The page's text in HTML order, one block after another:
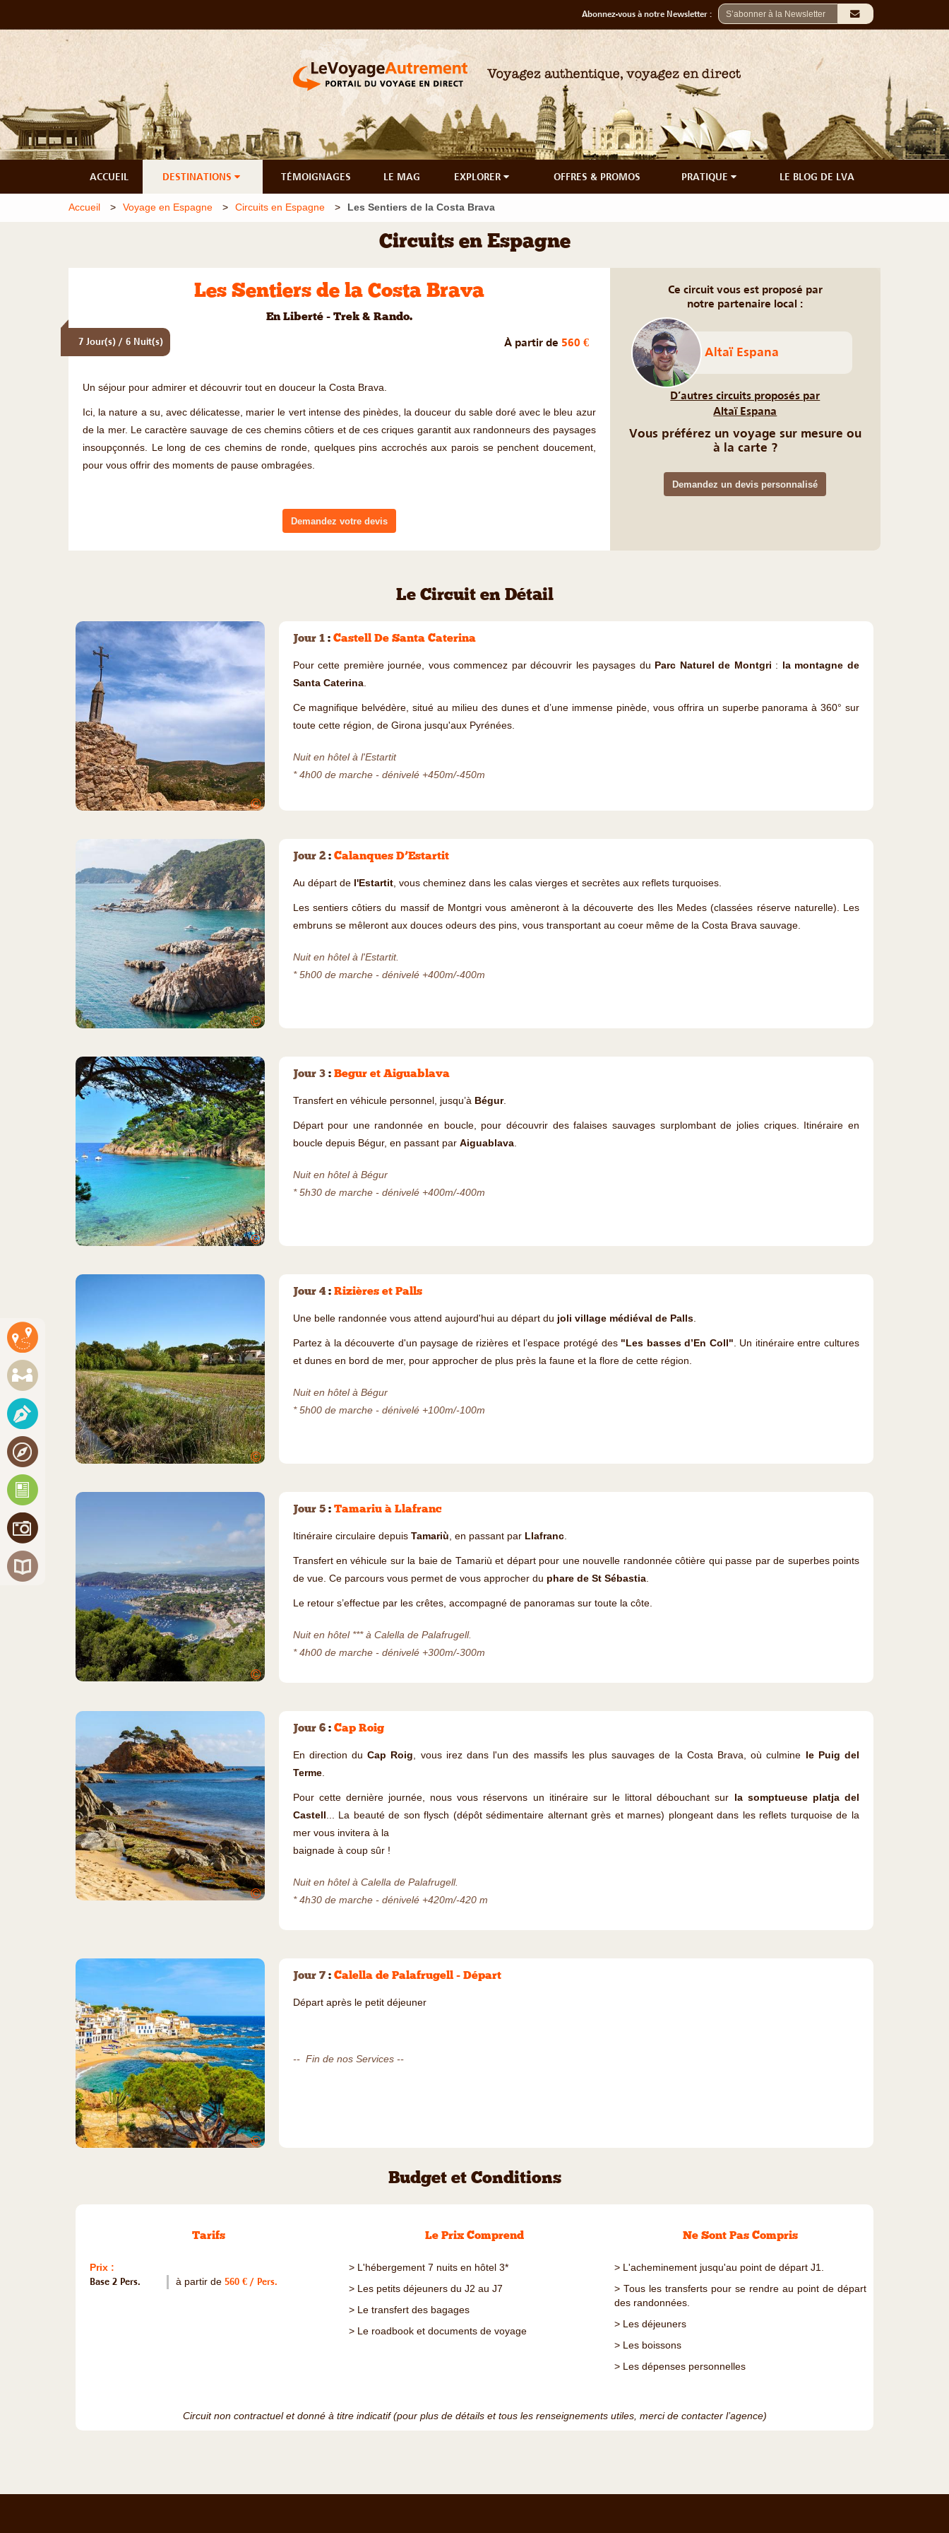
Abonnez-vous à notre Newsletter :
ACCUEIL DESTINATIONS TÉMOIGNAGES LE MAG EXPLORER OFFRES & PROMOS PRATIQUE LE BLOG DE LVA
Accueil Voyage en Espagne Circuits en Espagne Les Sentiers de la Costa Brava
Circuits en Espagne
Les Sentiers de la Costa Brava
En Liberté - Trek & Rando.
7 Jour(s) / 6 Nuit(s) À partir de 560 €
Un séjour pour admirer et découvrir tout en douceur la Costa Brava.
Ici, la nature a su, avec délicatesse, marier le vert intense des pinèdes, la douceur du sable doré avec le bleu azur
de la mer. Le caractère sauvage de ces chemins côtiers et de ces criques garantit aux randonneurs des paysages
insoupçonnés. Le long de ces chemins de ronde, quelques pins accrochés aux parois se penchent doucement,
pour vous offrir des moments de pause ombragées.
Demandez votre devis
Ce circuit vous est proposé par
notre partenaire local :
Altaï Espana
D’autres circuits proposés par
Altaï Espana
Vous préférez un voyage sur mesure ou
à la carte ?
Demandez un devis personnalisé
Le Circuit en Détail
©
Jour 1: Castell De Santa Caterina
Pour cette première journée, vous commencez par découvrir les paysages du Parc Naturel de Montgri :
la montagne de
Santa Caterina.
Ce magnifique belvédère, situé au milieu des dunes et d’une immense pinède, vous offrira un superbe panorama à 360° sur
toute cette région, de Girona jusqu'aux Pyrénées.
Nuit en hôtel à l'Estartit
* 4h00 de marche - dénivelé +450m/-450m
©
Jour 2: Calanques D’Estartit
Au départ de l'Estartit, vous cheminez dans les calas vierges et secrètes aux reflets turquoises.
Les sentiers côtiers du massif de Montgri vous amèneront à la découverte des Iles Medes (classées réserve naturelle). Les
embruns se mêleront aux douces odeurs des pins, vous transportant au coeur même de la Costa Brava sauvage.
Nuit en hôtel à l'Estartit.
* 5h00 de marche - dénivelé +400m/-400m
©
Jour 3: Begur et Aiguablava
Transfert en véhicule personnel, jusqu’à Bégur.
Départ pour une randonnée en boucle, pour découvrir des falaises sauvages surplombant de jolies criques. Itinéraire en
boucle depuis Bégur, en passant par Aiguablava.
Nuit en hôtel à Bégur
* 5h30 de marche - dénivelé +400m/-400m
©
Jour 4: Rizières et Palls
Une belle randonnée vous attend aujourd'hui au départ du joli village médiéval de Palls.
Partez à la découverte d'un paysage de rizières et l’espace protégé des "Les basses d’En Coll". Un itinéraire entre cultures
et dunes en bord de mer, pour approcher de plus près la faune et la flore de cette région.
Nuit en hôtel à Bégur
* 5h00 de marche - dénivelé +100m/-100m
©
Jour 5: Tamariu à Llafranc
Itinéraire circulaire depuis Tamariù, en passant par Llafranc.
Transfert en véhicule sur la baie de Tamariù et départ pour une nouvelle randonnée côtière qui passe par de superbes points
de vue. Ce parcours vous permet de vous approcher du phare de St Sébastia.
Le retour s’effectue par les crêtes, accompagné de panoramas sur toute la côte.
Nuit en hôtel *** à Calella de Palafrugell.
* 4h00 de marche - dénivelé +300m/-300m
©
Jour 6: Cap Roig
En direction duCap Roig, vous irez dans l'un des massifs les plus sauvages de la Costa Brava, où culmine
le Puig del
Terme.
Pour cette dernière journée, nous vous réservons un itinéraire sur le littoral débouchant sur
la somptueuse platja del
Castell ... La beauté de son flysch (dépôt sédimentaire alternant grès et marnes) plongeant dans les reflets turquoise de la
mer vous invitera à la
baignade à coup sûr !
Nuit en hôtel à Calella de Palafrugell.
* 4h30 de marche - dénivelé +420m/-420 m
©
Jour 7: Calella de Palafrugell - Départ
Départ après le petit déjeuner
-- Fin de nos Services --
Budget et Conditions
Tarifs
Prix :
Base 2 Pers.
à partir de 560 € / Pers.
Le Prix Comprend
> L'hébergement 7 nuits en hôtel 3*
> Les petits déjeuners du J2 au J7
> Le transfert des bagages
> Le roadbook et documents de voyage
Ne Sont Pas Compris
> L'acheminement jusqu'au point de départ J1.
> Tous les transferts pour se rendre au point de départ
des randonnées.
> Les déjeuners
> Les boissons
> Les dépenses personnelles
Circuit non contractuel et donné à titre indicatif (pour plus de détails et tous les renseignements utiles, merci de contacter l’agence)